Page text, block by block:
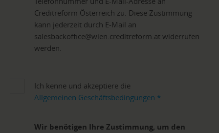
Creditreform Österreich zu. Diese Zustimmung
kann jederzeit durch E-Mail an
salesbackoffice@wien.creditreform.at widerrufen
werden.
Ich kenne und akzeptiere die
Allgemeinen Geschäftsbedingungen *
Wir benötigen Ihre Zustimmung, um den